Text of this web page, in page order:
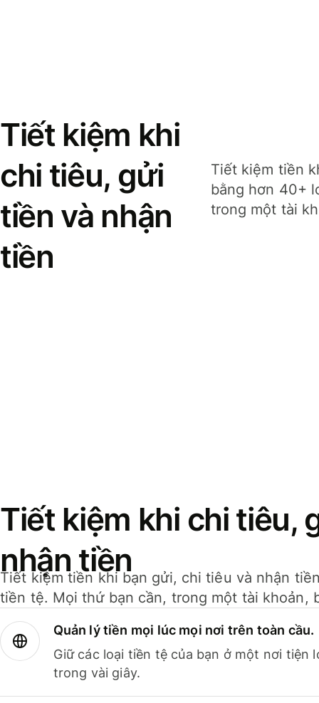
Tiết kiệm khi
chi tiêu, gửi
tiền và nhận
tiền
Tiết kiệm tiền
bằng hơn 40+
trong một tài
Tiết kiệm khi chi tiêu,
nhận tiền
Tiết kiệm tiền khi bạn gửi, chi tiêu và nhận
tiền tệ. Mọi thứ bạn cần, trong một tài khoản,
Quản lý tiền mọi lúc mọi nơi trên toàn cầu.
Giữ các loại tiền tệ của bạn ở một nơi tiện
trong vài giây.